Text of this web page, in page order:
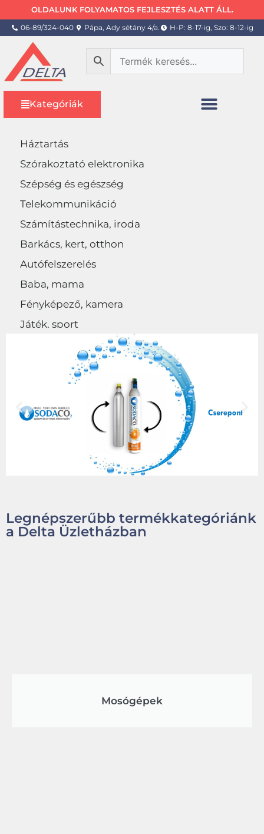
OLDALUNK FOLYAMATOS FEJLESZTÉS ALATT ÁLL.
06-89/324-040 Pápa, Ady sétány 4/a. H-P: 8-17-ig, Szo: 8-12-ig
Kategóriák
Háztartás
Szórakoztató elektronika
Szépség és egészség
Telekommunikáció
Számítástechnika, iroda
Barkács, kert, otthon
Autófelszerelés
Baba, mama
Fényképező, kamera
Játék, sport
Legnépszerűbb termékkategóriánk
a Delta Üzletházban
Mosógépek